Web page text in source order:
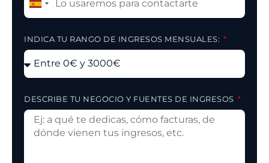
Spain
+34
INDICA TU RANGO DE INGRESOS MENSUALES:
DESCRIBE TU NEGOCIO Y FUENTES DE INGRESOS